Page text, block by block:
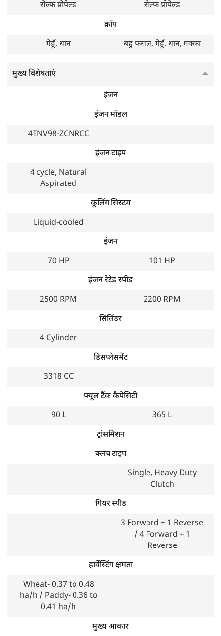
सेल्फ प्रोपेल्ड
सेल्फ प्रोपेल्ड
क्रॉप
गेहूँ, धान
बहु फसल, गेहूँ, धान, मक्का
मुख्य विशेषताएं
इंजन
इंजन मॉडल
4TNV98-ZCNRCC
इंजन टाइप
4 cycle, Natural
Aspirated
कूलिंग सिस्टम
Liquid-cooled
इंजन
70 HP
101 HP
इंजन रेटेड स्पीड
2500 RPM
2200 RPM
सिलिंडर
4 Cylinder
डिसप्लेसमेंट
3318 CC
फ्यूल टैंक कैपेसिटी
90 L
365 L
ट्रांसमिशन
क्लच टाइप
Single, Heavy Duty
Clutch
गियर स्पीड
3 Forward + 1 Reverse
/ 4 Forward + 1
Reverse
हार्वेस्टिंग क्षमता
Wheat- 0.37 to 0.48
ha/h / Paddy- 0.36 to
0.41 ha/h
मुख्य आकार